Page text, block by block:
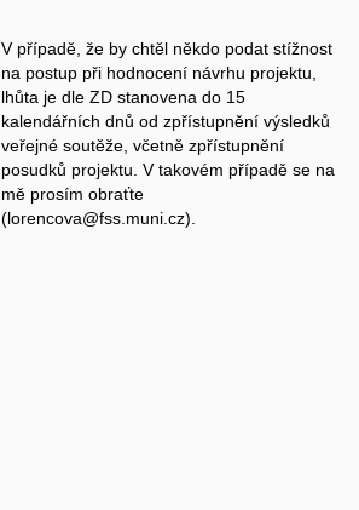
V případě, že by chtěl někdo podat stížnost
na postup při hodnocení návrhu projektu,
lhůta je dle ZD stanovena do 15
kalendářních dnů od zpřístupnění výsledků
veřejné soutěže, včetně zpřístupnění
posudků projektu. V takovém případě se na
mě prosím obraťte
(lorencova@fss.muni.cz).